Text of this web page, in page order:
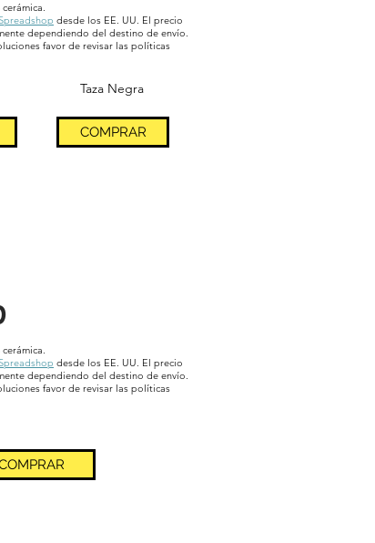
Taza Negra
desde los EE. UU. El precio
dependiendo del destino de envío.
favor de revisar las políticas
COMPRAR
desde los EE. UU. El precio
dependiendo del destino de envío.
favor de revisar las políticas